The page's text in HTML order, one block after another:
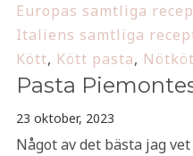
Europas samtliga
Italiens samtliga
Kött, Kött pasta,
Pasta
23 oktober, 2023
Något av det bästa jag